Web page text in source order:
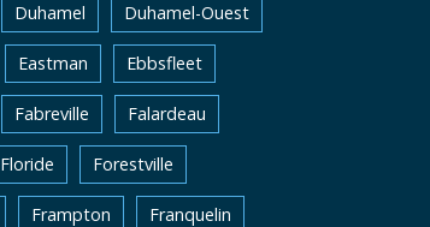
Duhamel Duhamel-Ouest
Eastman Ebbsfleet
Fabreville Falardeau
Floride Forestville
Frampton Franquelin